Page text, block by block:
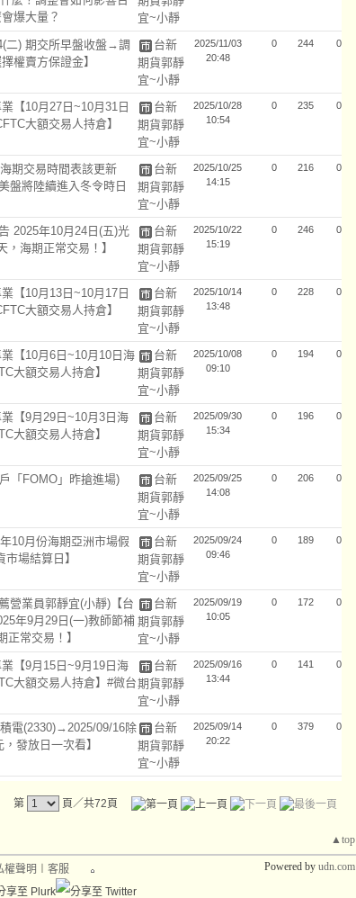
爆大量？
宜~小靜
二) 期交所早盤收盤→調
權賣方保證金】
台新
期貨郭靜
宜~小靜
2025/11/03
20:48
0 244 0
【10月27日~10月31日
大額交易人持倉】
台新
期貨郭靜
宜~小靜
2025/10/28
10:54
0 235 0
期交易時間表該更新
盤將陸續進入冬令時日
台新
期貨郭靜
宜~小靜
2025/10/25
14:15
0 216 0
2025年10月24日(五)光
，海期正常交易！】
台新
期貨郭靜
宜~小靜
2025/10/22
15:19
0 246 0
【10月13日~10月17日
大額交易人持倉】
台新
期貨郭靜
宜~小靜
2025/10/14
13:48
0 228 0
【10月6日~10月10日海
大額交易人持倉】
台新
期貨郭靜
宜~小靜
2025/10/08
09:10
0 194 0
【9月29日~10月3日海
大額交易人持倉】
台新
期貨郭靜
宜~小靜
2025/09/30
15:34
0 196 0
「FOMO」昨搶進場)
台新
期貨郭靜
宜~小靜
2025/09/25
14:08
0 206 0
10月份海期亞洲市場假
場結算日】
台新
期貨郭靜
宜~小靜
2025/09/24
09:46
0 189 0
營業員郭靜宜(小靜)【台
年9月29日(一)教師節補
正常交易！】
台新
期貨郭靜
宜~小靜
2025/09/19
10:05
0 172 0
【9月15日~9月19日海
大額交易人持倉】#微台
台新
期貨郭靜
宜~小靜
2025/09/16
13:44
0 141 0
電(2330)→2025/09/16除
發放日一次看】
台新
期貨郭靜
宜~小靜
2025/09/14
20:22
0 379 0
第 頁／共72頁
▲top
權聲明 客服 Powered by udn.com